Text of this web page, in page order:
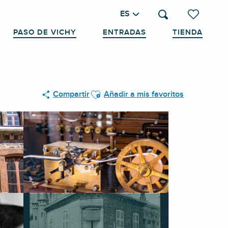
Voir les
Buscar
ES
PASO DE VICHY ENTRADAS TIENDA
CompartirAjouter aux favoris
Añadir a mis favoritos